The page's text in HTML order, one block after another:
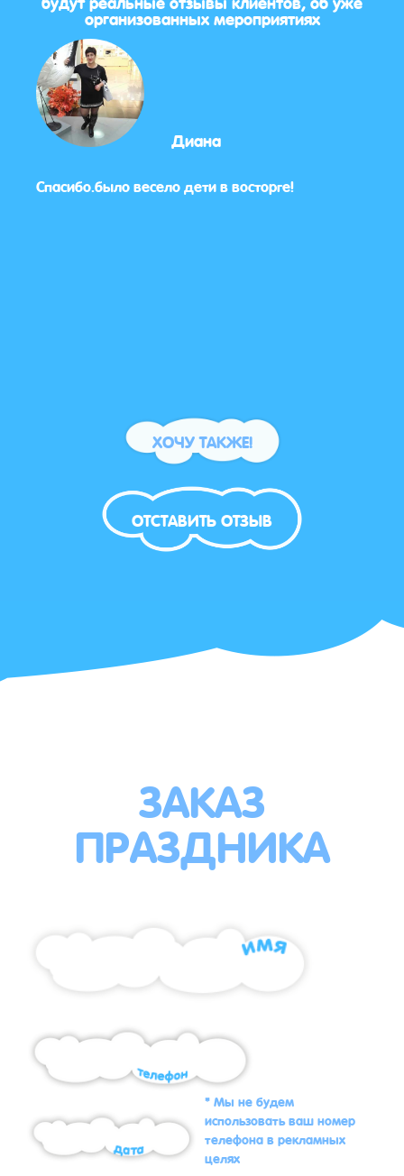
организованных мероприятиях
Диана
Спасибо.было весело дети в восторге!
ХОЧУ ТАКЖЕ!
ОТСТАВИТЬ ОТЗЫВ
ЗАКАЗ
ПРАЗДНИКА
* Мы не будем
использовать ваш номер
телефона в рекламных
целях